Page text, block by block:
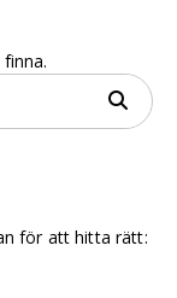
för att hitta rätt: